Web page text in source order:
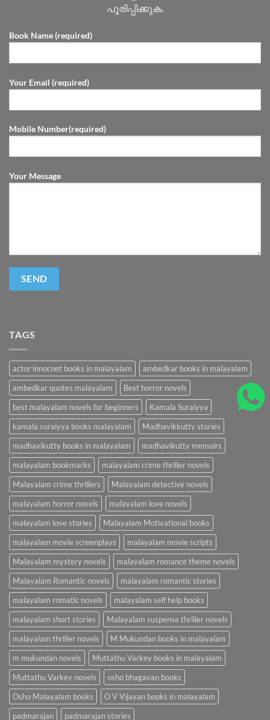
പൂരിപ്പിക്കുക.
Book Name (required)
Your Email (required)
Mobile Number(required)
Your Message
TAGS
actor innocnet books in malayalam
ambedkar books in malayalam
ambedkar quotes malayalam
Best horror novels
best malayalam novels for beginners
Kamala Suraiyya
kamala suraiyya books malayalam
Madhavikkutty stories
madhavikutty books in malayalam
madhavikutty memoirs
malayalam bookmarks
malayalam crime thriller novels
Malayalam crime thrillers
Malayalam detective novels
malayalam horror novels
malayalam love novels
malayalam love stories
Malayalam Motivational books
malayalam movie screenplays
malayalam movie scripts
Malayalam mystery novels
malayalam romance theme novels
Malayalam Romantic novels
malayalam romantic stories
malayalam romatic novels
malayalam self help books
malayalam short stories
Malayalam suspense thriller novels
malayalam thriller novels
M Mukundan books in malayalam
m mukundan novels
Muttathu Varkey books in malayalam
Muttathu Varkey novels
osho bhagavan books
Osho Malayalam books
O V Vijayan books in malayalam
padmarajan
padmarajan stories